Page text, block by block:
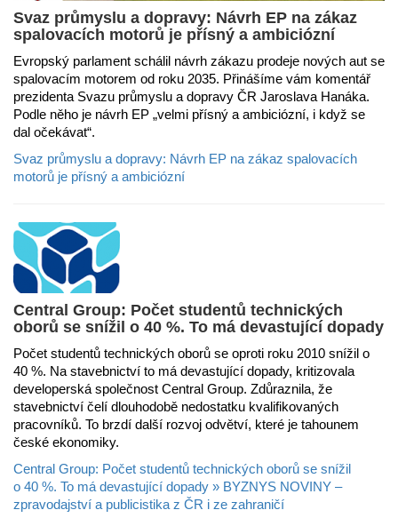
Svaz průmyslu a dopravy: Návrh EP na zákaz
spalovacích motorů je přísný a ambiciózní
Evropský parlament schálil návrh zákazu prodeje nových aut se
spalovacím motorem od roku 2035. Přinášíme vám komentář
prezidenta Svazu průmyslu a dopravy ČR Jaroslava Hanáka.
Podle něho je návrh EP „velmi přísný a ambiciózní, i když se
dal očekávat“.
Svaz průmyslu a dopravy: Návrh EP na zákaz spalovacích
motorů je přísný a ambiciózní
Central Group: Počet studentů technických
oborů se snížil o 40 %. To má devastující dopady
Počet studentů technických oborů se oproti roku 2010 snížil o
40 %. Na stavebnictví to má devastující dopady, kritizovala
developerská společnost Central Group. Zdůraznila, že
stavebnictví čelí dlouhodobě nedostatku kvalifikovaných
pracovníků. To brzdí další rozvoj odvětví, které je tahounem
české ekonomiky.
Central Group: Počet studentů technických oborů se snížil
o 40 %. To má devastující dopady » BYZNYS NOVINY –
zpravodajství a publicistika z ČR i ze zahraničí